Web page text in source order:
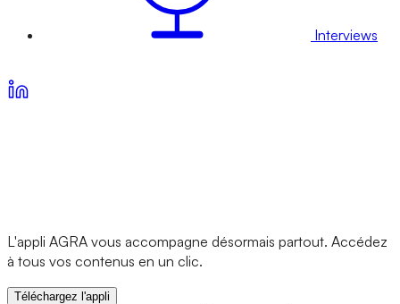
Interviews
L'appli AGRA vous accompagne désormais partout. Accédez
à tous vos contenus en un clic.
Téléchargez l'appli